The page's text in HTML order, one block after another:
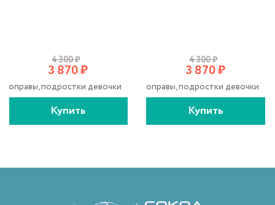
4 300₽
3 870₽
оправы, подростки девочки
Купить
4 300₽
3 870₽
оправы, подростки девочки
Купить